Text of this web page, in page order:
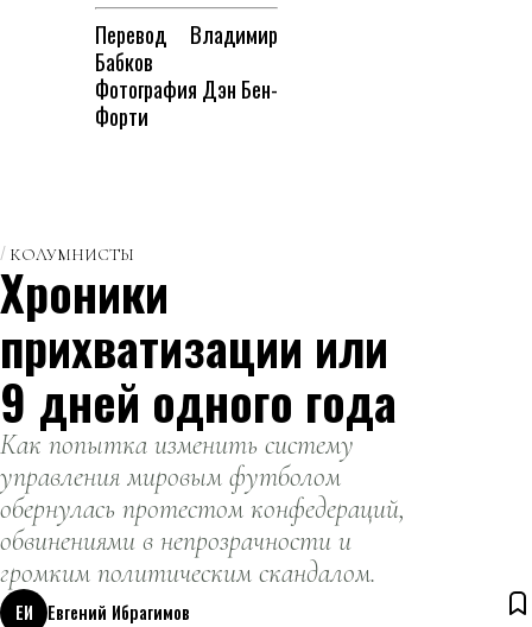
Перевод Владимир
Бабков
Фотография Дэн Бен-
Форти
КОЛУМНИСТЫ
Хроники
прихватизации или
9 дней одного года
Как попытка изменить систему
управления мировым футболом
обернулась протестом конфедераций,
обвинениями в непрозрачности и
громким политическим скандалом.
ЕИ
Евгений Ибрагимов